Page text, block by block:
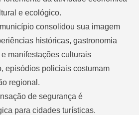
e ecológico.
consolidou sua imagem
históricas, gastronomia
manifestações culturais
episódios policiais costumam
regional.
de segurança é
para cidades turísticas.